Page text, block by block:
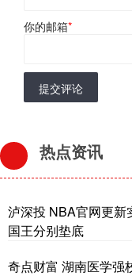
你的邮箱*
提交评论
热点资讯
泸深投 NBA官网更新
国王分别垫底
奇点财富 湖南医学强